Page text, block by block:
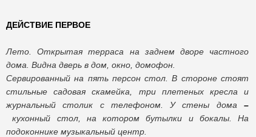
ДЕЙСТВИЕ ПЕРВОЕ
Лето. Открытая терраса на заднем дворе частного
дома. Видна дверь в дом, окно, домофон.
Сервированный на пять персон стол. В стороне стоят
стильные садовая скамейка, три плетеных кресла и
журнальный столик с телефоном. У стены дома –
кухонный стол, на котором бутылки и бокалы. На
подоконнике музыкальный центр.